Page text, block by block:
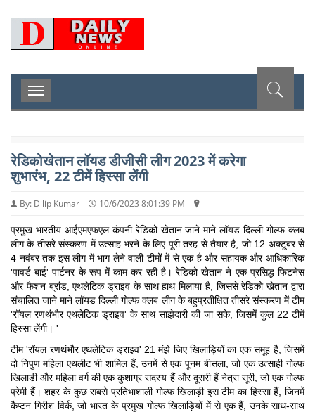
Toggle
navigation
रेडिकोखेतान लॉयड डीजीसी लीग 2023 में करेगा
शुभारंभ, 22 टीमें हिस्सा लेंगी
By: Dilip Kumar 10/6/2023 8:01:39 PM
प्रमुख भारतीय आईएमएफएल कंपनी रेडिको खेतान जाने माने लॉयड दिल्ली गोल्फ क्लब
लीग के तीसरे संस्करण में उत्साह भरने के लिए पूरी तरह से तैयार है, जो 12 अक्टूबर से
4 नवंबर तक इस लीग में भाग लेने वाली टीमों में से एक है और सहायक और आधिकारिक
'पावर्ड बाई' पार्टनर के रूप में काम कर रही है। रेडिको खेतान ने एक प्रसिद्ध फिटनेस
और फैशन ब्रांड, एथलेटिक ड्राइव के साथ हाथ मिलाया है, जिससे रेडिको खेतान द्वारा
संचालित जाने माने लॉयड दिल्ली गोल्फ क्लब लीग के बहुप्रतीक्षित तीसरे संस्करण में टीम
'रॉयल रणथंभौर एथलेटिक ड्राइव' के साथ साझेदारी की जा सके, जिसमें कुल 22 टीमें
हिस्सा लेंगी। '
टीम 'रॉयल रणथंभौर एथलेटिक ड्राइव' 21 मंझे जिए खिलाड़ियों का एक समूह है, जिसमें
दो निपुण महिला एथलीट भी शामिल हैं, उनमें से एक पूनम बीसला, जो एक उत्साही गोल्फ
खिलाड़ी और महिला वर्ग की एक कुशाग्र सदस्य हैं और दूसरी हैं नेत्रा सूरी, जो एक गोल्फ
प्रेमी हैं। शहर के कुछ सबसे प्रतिभाशाली गोल्फ खिलाड़ी इस टीम का हिस्सा हैं, जिनमें
कैप्टन गिरीश विर्क, जो भारत के प्रमुख गोल्फ खिलाड़ियों में से एक हैं, उनके साथ-साथ